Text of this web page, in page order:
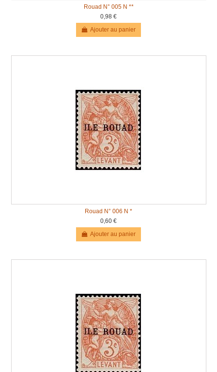
Rouad N° 005 N **
0,98 €
Ajouter au panier
Rouad N° 006 N *
0,60 €
Ajouter au panier